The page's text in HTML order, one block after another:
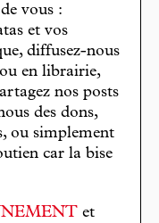
vous :
et vos
diffusez-nous
en librairie,
nos posts
des dons,
ou simplement
car la bise
et